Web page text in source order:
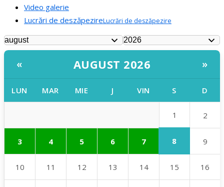
Video galerie
Lucrări de deszăpezireLucrări de deszăpezire
« AUGUST 2026 »
LUN MAR MIE J VIN S D
1 2
3 4 5 6 7 8 9
10 11 12 13 14 15 16